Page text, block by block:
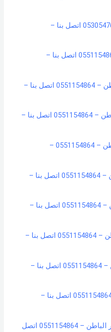
شراء اثاث مستعمل بحائل – 0530547685 اتصل بنا –
شركة تنظيف مساجد بحائل – 0551154864 اتصل بنا –
شركة تنظيف مجالس بحفر الباطن – 0551154864 اتصل بنا –
شركة مكافحة حشرات بحفر الباطن – 0551154864 اتصل بنا –
شركة تنظيف مكيفات بحفر الباطن – 0551154864 –
شركة تنظيف منازل بحفر الباطن – 0551154864 اتصل بنا –
شركة تنظيف سجاد بحفر الباطن – 0551154864 اتصل بنا –
شركة تنظيف خزانات بحفر الباطن – 0551154864 اتصل بنا –
شركة تنظيف فرش بحفر الباطن – 0551154864 اتصل بنا –
شركة جلي بلاط بحفر الباطن – 0551154864 اتصل بنا –
شركة مكافحة النمل الابيض بحفر الباطن – 0551154864 اتصل